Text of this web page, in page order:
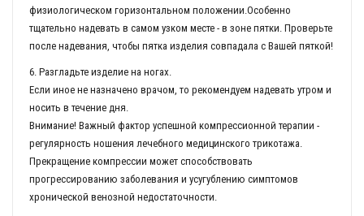
физиологическом горизонтальном положении.Особенно
тщательно надевать в самом узком месте - в зоне пятки. Проверьте
после надевания, чтобы пятка изделия совпадала с Вашей пяткой!
6. Разгладьте изделие на ногах.
Если иное не назначено врачом, то рекомендуем надевать утром и
носить в течение дня.
Внимание! Важный фактор успешной компрессионной терапии -
регулярность ношения лечебного медицинского трикотажа.
Прекращение компрессии может способствовать
прогрессированию заболевания и усугублению симптомов
хронической венозной недостаточности.